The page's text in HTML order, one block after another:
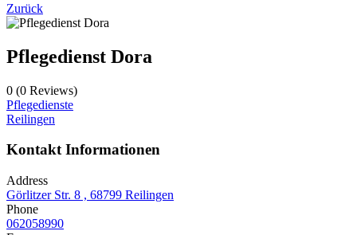
Zurück
Pflegedienst Dora
0 (0 Reviews)
Pflegedienste
Reilingen
Kontakt Informationen
Address
Görlitzer Str. 8 , 68799 Reilingen
Phone
062058990